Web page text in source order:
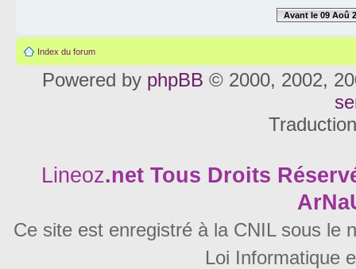
Avant le 09 Aoû
Index du forum
Powered by phpBB © 2000, 2002,
Lineoz.net Tous Droits
Ce site est enregistré à la CNIL sous le
Loi Informatique